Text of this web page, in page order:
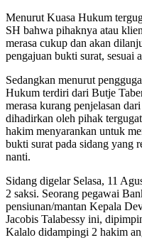
Menurut Kuasa Hukum
SH bahwa pihaknya atau
merasa cukup dan akan
pengajuan bukti surat, sesuai
Sedangkan menurut
Hukum terdiri dari Butje
merasa kurang penjelasan
dihadirkan oleh pihak
hakim menyarankan untuk
bukti surat pada sidang yang
nanti.
Sidang digelar Selasa, 11
2 saksi. Seorang pegawai
pensiunan/mantan Kepala
Jacobis Talabessy ini,
Kalalo didampingi 2 hakim